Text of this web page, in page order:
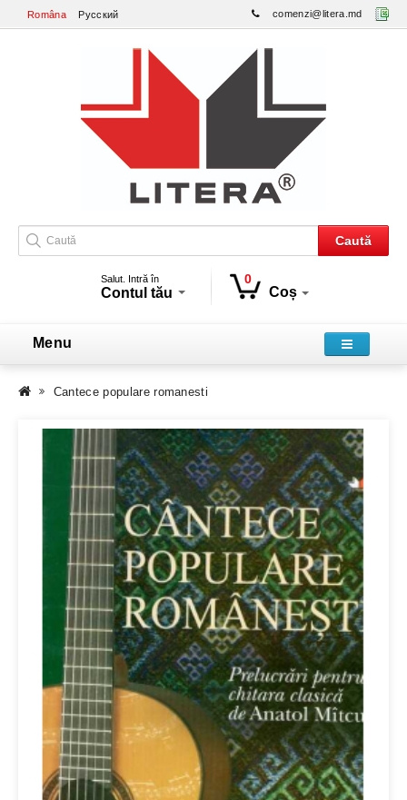
Româna Русский comenzi@litera.md
Caută
Salut. Intră în
Contul tău
0
Coș
Menu
Cantece populare romanesti